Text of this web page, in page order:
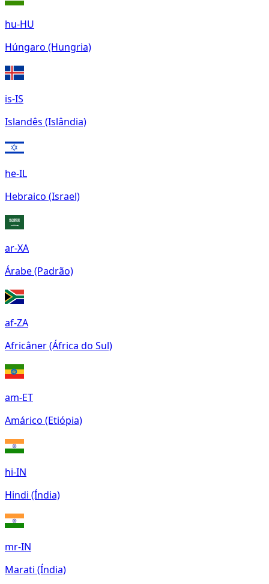
hu-HU
Húngaro (Hungria)
is-IS
Islandês (Islândia)
he-IL
Hebraico (Israel)
ar-XA
Árabe (Padrão)
af-ZA
Africâner (África do Sul)
am-ET
Amárico (Etiópia)
hi-IN
Hindi (Índia)
mr-IN
Marati (Índia)